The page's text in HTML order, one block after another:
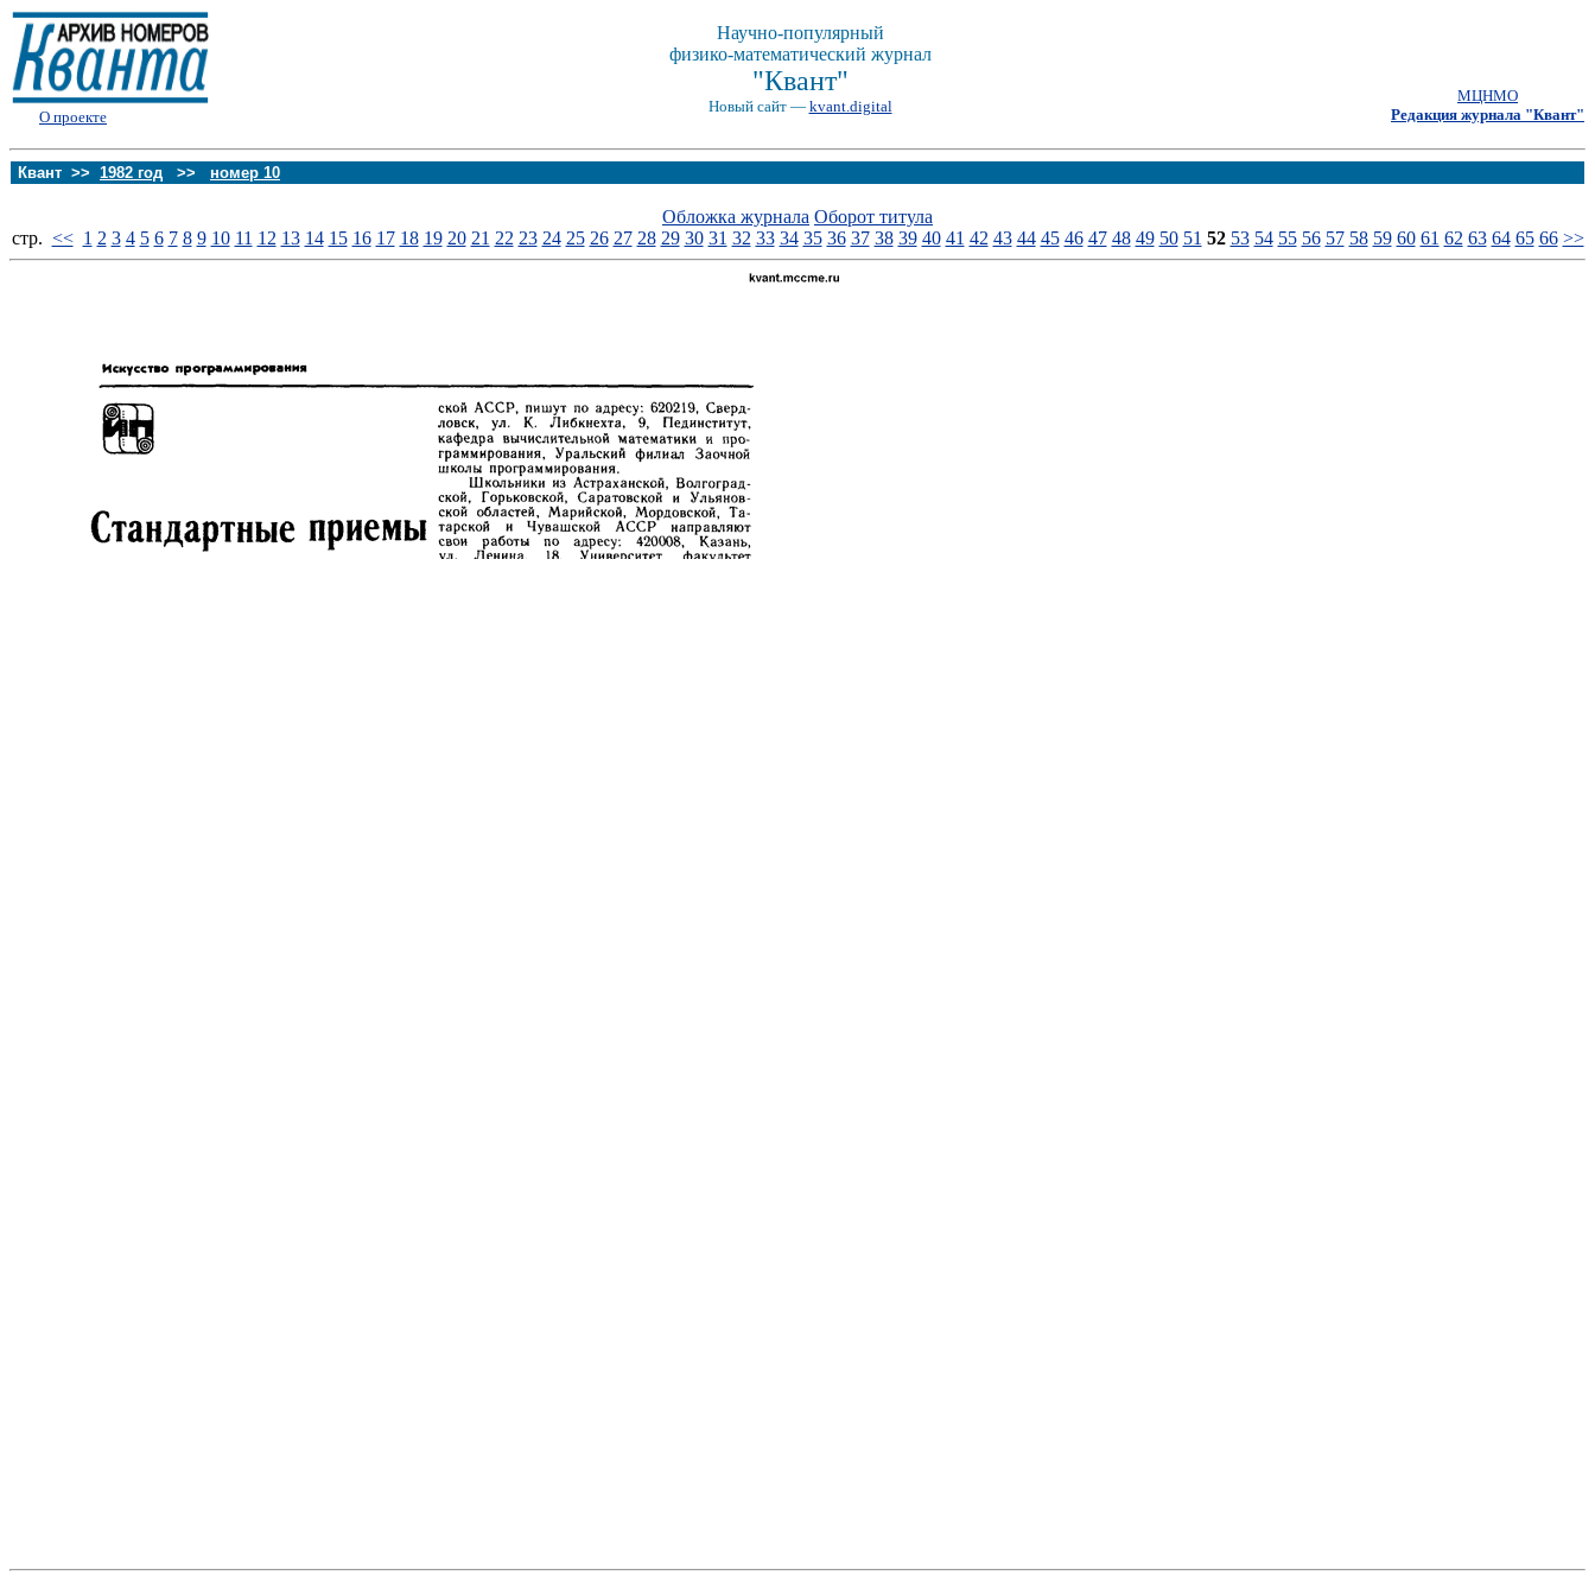
О проекте
Научно-популярный
физико-математический журнал
"Квант"
Новый сайт — kvant.digital
МЦНМО
Редакция журнала "Квант"
Квант >> 1982 год >> номер 10
Обложка журнала Оборот титула
стp. << 1 2 3 4 5 6 7 8 9 10 11 12 13 14 15 16 17 18 19 20 21 22 23 24 25 26 27 28 29 30 31 32 33 34 35 36 37 38 39 40 41 42 43 44 45 46 47 48 49 50 51 52 53 54 55 56 57 58 59 60 61 62 63 64 65 66 >>